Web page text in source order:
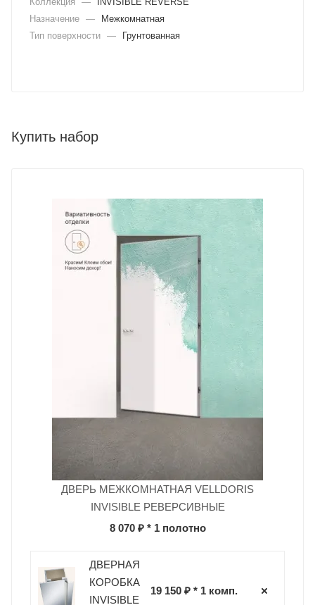
Назначение —
Межкомнатная
Тип поверхности — Грунтованная
Купить набор
ДВЕРЬ МЕЖКОМНАТНАЯ VELLDORIS
INVISIBLE РЕВЕРСИВНЫЕ
8 070 ₽* 1 полотно
ДВЕРНАЯ
КОРОБКА
INVISIBLE
19 150 ₽ * 1 комп.